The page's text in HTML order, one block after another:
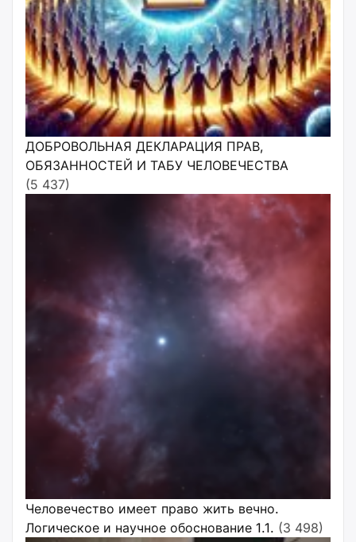
ДОБРОВОЛЬНАЯ ДЕКЛАРАЦИЯ ПРАВ,
ОБЯЗАННОСТЕЙ И ТАБУ ЧЕЛОВЕЧЕСТВА
(5 437)
Человечество имеет право жить вечно.
Логическое и научное обоснование 1.1. (3 498)